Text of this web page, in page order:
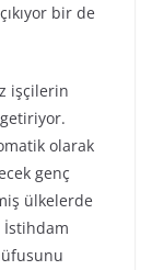
bir de
işçilerin
olarak
genç
ülkelerde
İstihdam